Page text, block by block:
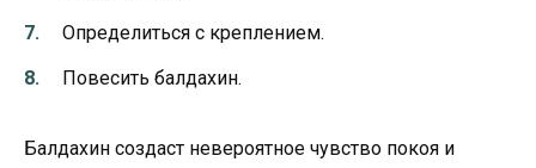
Определиться с креплением.
Повесить балдахин.
Балдахин создаст невероятное чувство покоя и